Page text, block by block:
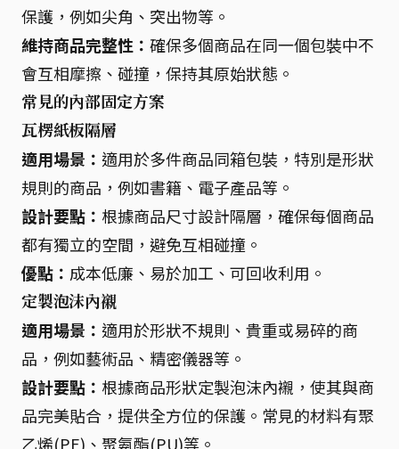
保護，例如尖角、突出物等。
維持商品完整性： 確保多個商品在同一個包裝中不
會互相摩擦、碰撞，保持其原始狀態。
常見的內部固定方案
瓦楞紙板隔層
適用場景： 適用於多件商品同箱包裝，特別是形狀
規則的商品，例如書籍、電子產品等。
設計要點： 根據商品尺寸設計隔層，確保每個商品
都有獨立的空間，避免互相碰撞。
優點： 成本低廉、易於加工、可回收利用。
定製泡沫內襯
適用場景： 適用於形狀不規則、貴重或易碎的商
品，例如藝術品、精密儀器等。
設計要點： 根據商品形狀定製泡沫內襯，使其與商
品完美貼合，提供全方位的保護。常見的材料有聚
乙烯(PE)、聚氨酯(PU)等。